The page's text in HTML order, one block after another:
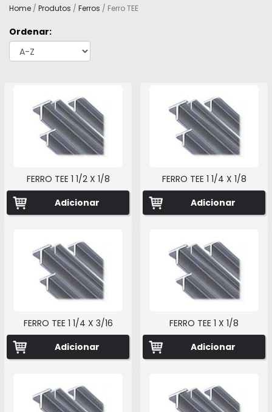
Home / Produtos / Ferros / Ferro TEE
Ordenar:
FERRO TEE 1 1/2 X 1/8
Adicionar
FERRO TEE 1 1/4 X 1/8
Adicionar
FERRO TEE 1 1/4 X 3/16
Adicionar
FERRO TEE 1 X 1/8
Adicionar